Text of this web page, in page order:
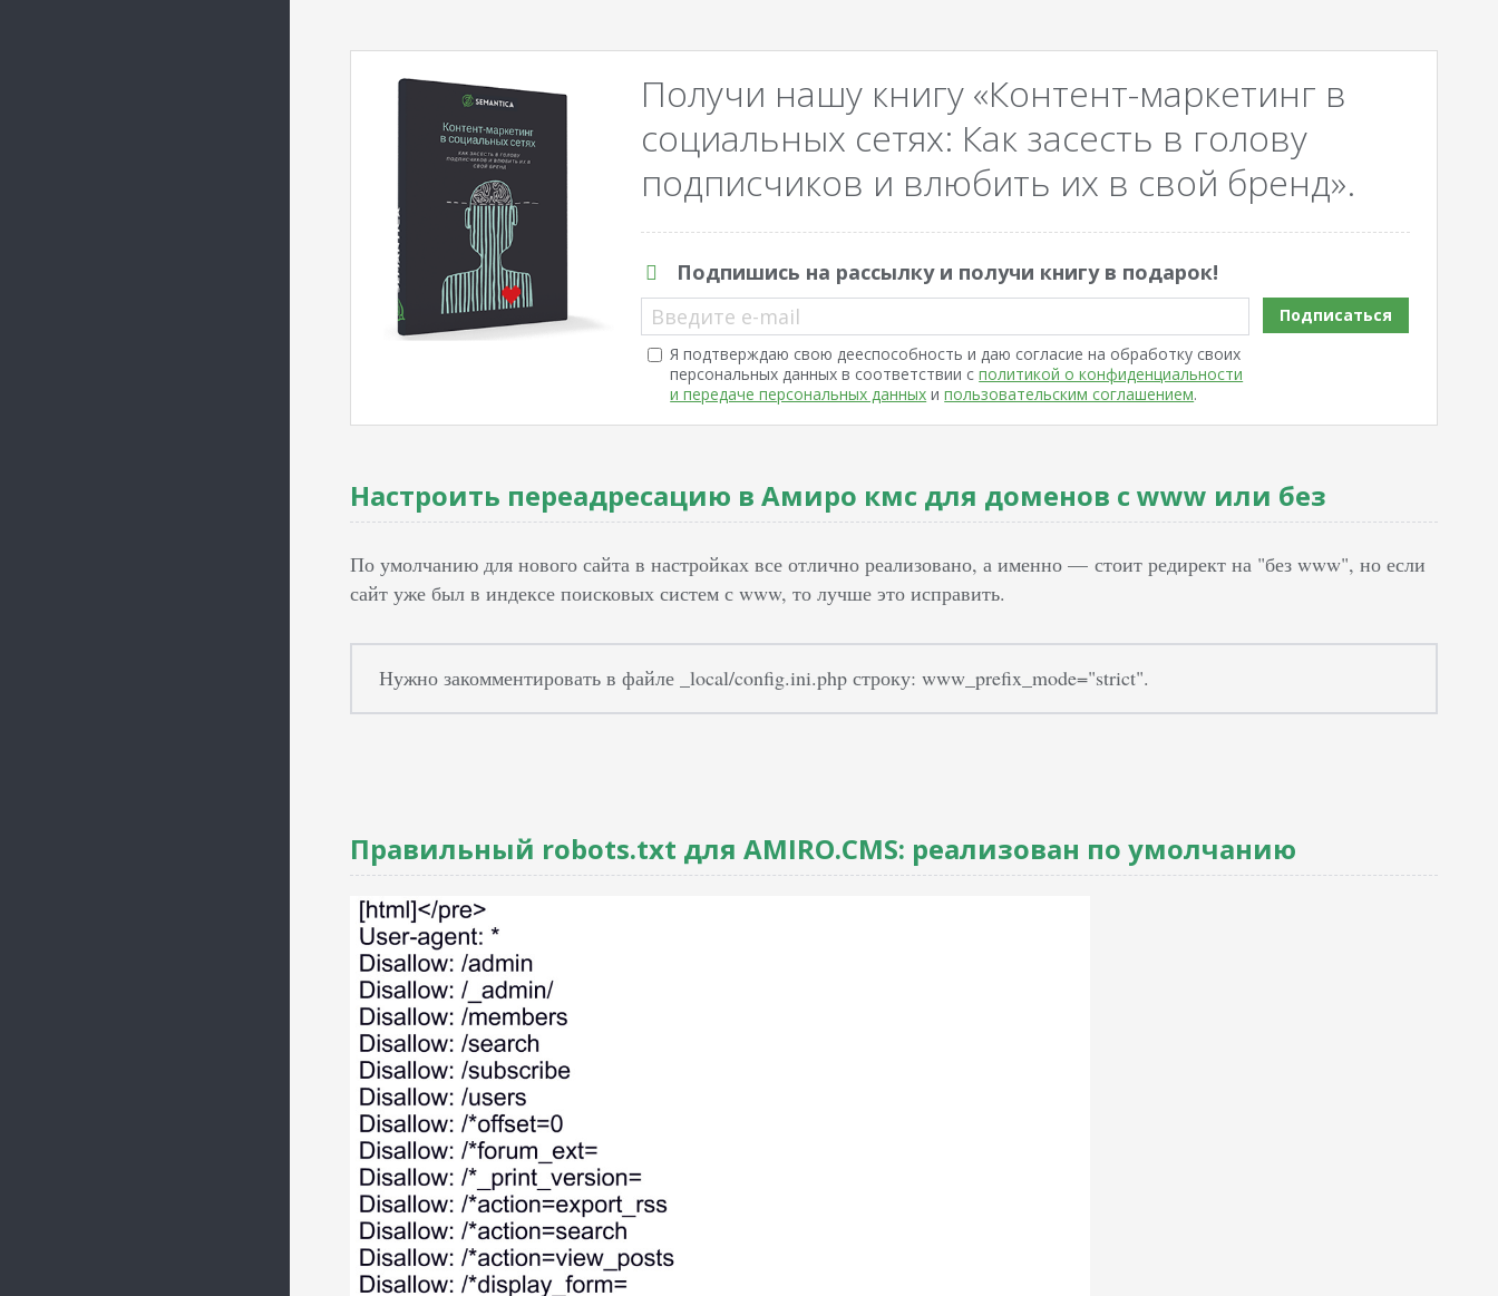
Получи нашу книгу «Контент-маркетинг в
социальных сетях: Как засесть в голову
подписчиков и влюбить их в свой бренд».
Подпишись на рассылку и получи книгу в подарок!
Введите e-mail
Я подтверждаю свою дееспособность и даю согласие на обработку своих
персональных данных в соответствии сполитикой о конфиденциальности
и передаче персональных данных ипользовательским соглашением.
Подписаться
Настроить переадресацию в Амиро кмс для доменов с www или без
По умолчанию для нового сайта в настройках все отлично реализовано, а именно — стоит редирект на "без www", но если
сайт уже был в индексе поисковых систем с www, то лучше это исправить.
Нужно закомментировать в файле _local/config.ini.php строку: www_prefix_mode="strict".
Правильный robots.txt для AMIRO.CMS: реализован по умолчанию